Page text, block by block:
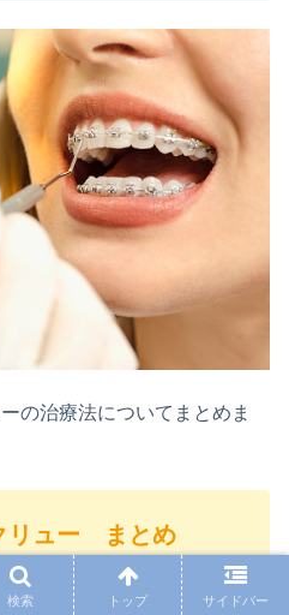
の治療法についてまとめま
リュー まとめ
ができるため、治療期間
検索 トップ サイドバー